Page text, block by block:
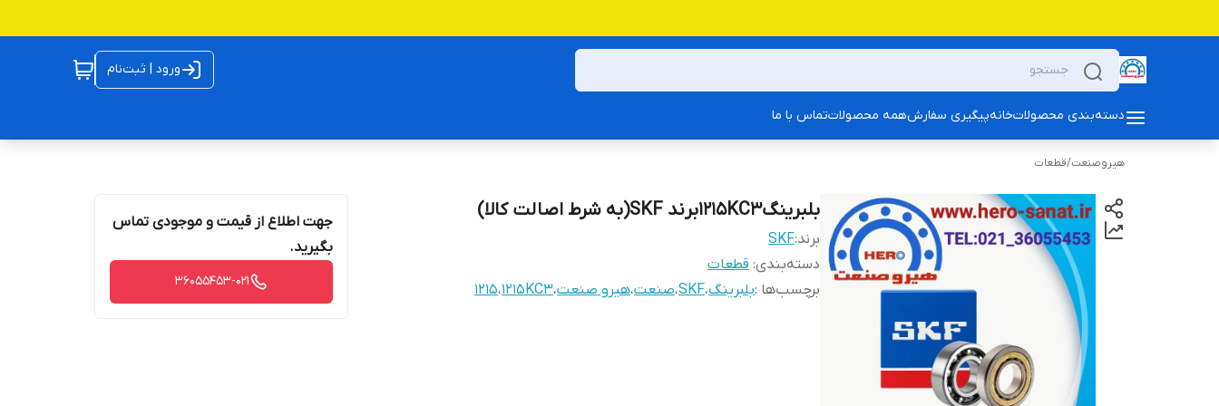
ورود | ثبت‌نام
دسته‌بندی محصولاتخانهپیگیری سفارشهمه محصولاتتماس با ما
هیروصنعت/قطعات
بلبرینگ1215KC3برند SKF(به شرط اصالت کالا)
برند:SKF
دسته‌بندی: قطعات
برچسب‌ها :بلبرینگ،SKF،صنعت،هیرو صنعت،1215KC3،1215
جهت اطلاع از قیمت و موجودی تماس
بگیرید.
36055453-021